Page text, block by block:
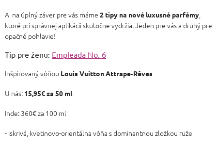
A na úplný záver pre vás máme 2 tipy na nové luxusné parfémy
ktoré pri správnej aplikácii skutočne vydržia. Jeden pre vás a druhý pre
opačné pohlavie!
Tip pre ženu: Empleada No. 6
Inšpirovaný vôňou Louis Vuitton Attrape-Rêves
U nás: 15,95€za 50 ml
Inde: 360€ za 100 ml
- iskrivá, kvetinovo-orientálna vôňa s dominantnou zložkou ruže